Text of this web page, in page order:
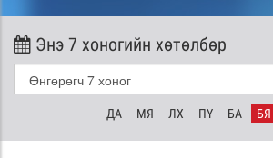
Энэ 7 хоногийн хөтөлбөр
ДА МЯ ЛХ ПҮ БА БЯ